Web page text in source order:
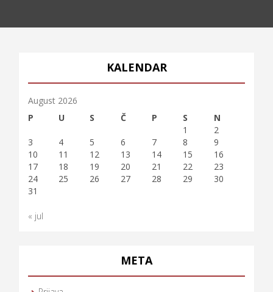
KALENDAR
August 2026
P
U S Č P S
N
1
2
3
4 5 6 7 8
9
10
11 12 13 14 15
16
17
18 19 20 21 22
23
24
25 26 27 28 29
30
31
« jul
META